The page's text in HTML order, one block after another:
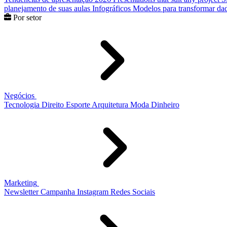
planejamento de suas aulas Infográficos Modelos para transformar
Por setor
Negócios
Tecnologia Direito Esporte Arquitetura Moda Dinheiro
Marketing
Newsletter Campanha Instagram Redes Sociais